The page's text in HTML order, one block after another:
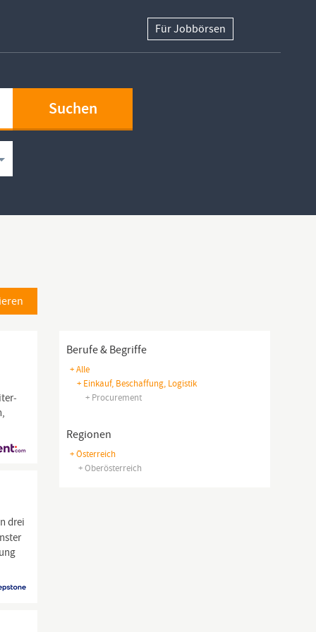
Für Jobbörsen
Berufe & Begriffe
+ Alle
+ Einkauf, Beschaffung, Logistik
+ Procurement
Regionen
+ Österreich
+ Oberösterreich
drei